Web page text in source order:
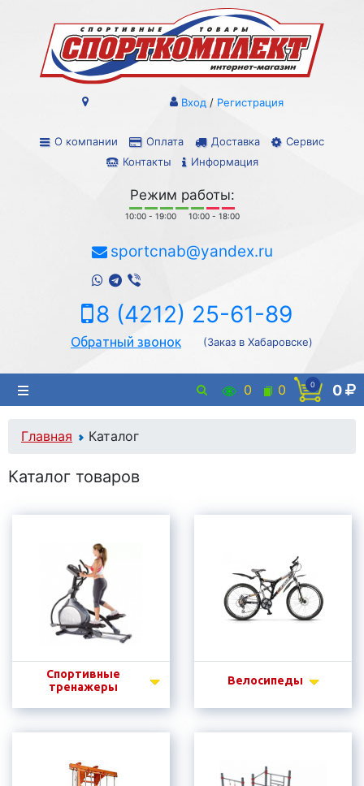
О компании Оплата Доставка
Сервис
Контакты
Информация
Вход / Регистрация
Режим работы:
10:00 - 19:00 10:00 - 18:00
sportcnab@yandex.ru
8 (4212) 25-61-89
Обратный звонок (Заказ в Хабаровске)
0 0 0 0
Главная Каталог
Каталог товаров
Спортивные
тренажеры
Велосипеды